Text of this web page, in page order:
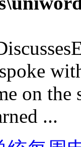
on the
...